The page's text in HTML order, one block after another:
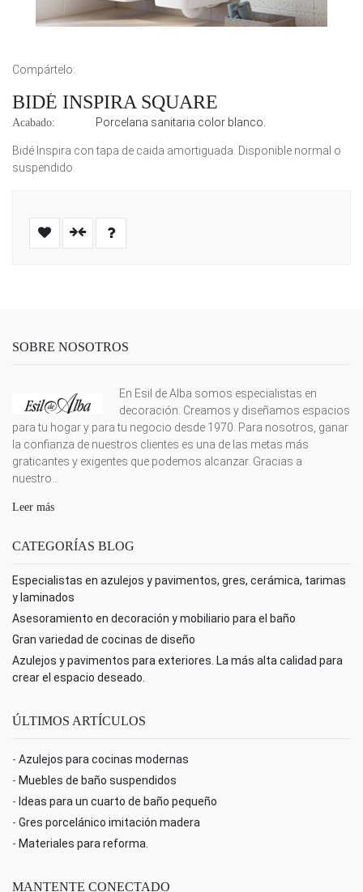
Compártelo:
BIDÉ INSPIRA SQUARE
Acabado: Porcelana sanitaria color blanco.
Bidé Inspira con tapa de caida amortiguada. Disponible normal o
suspendido.
SOBRE NOSOTROS
En Esil de Alba somos especialistas en
decoración. Creamos y diseñamos espacios
para tu hogar y para tu negocio desde 1970. Para nosotros, ganar
la confianza de nuestros clientes es una de las metas más
graticantes y exigentes que podemos alcanzar. Gracias a
nuestro...
Leer más
CATEGORÍAS BLOG
Especialistas en azulejos y pavimentos, gres, cerámica, tarimas
y laminados
Asesoramiento en decoración y mobiliario para el baño
Gran variedad de cocinas de diseño
Azulejos y pavimentos para exteriores. La más alta calidad para
crear el espacio deseado.
ÚLTIMOS ARTÍCULOS
- Azulejos para cocinas modernas
- Muebles de baño suspendidos
- Ideas para un cuarto de baño pequeño
- Gres porcelánico imitación madera
- Materiales para reforma.
MANTENTE CONECTADO